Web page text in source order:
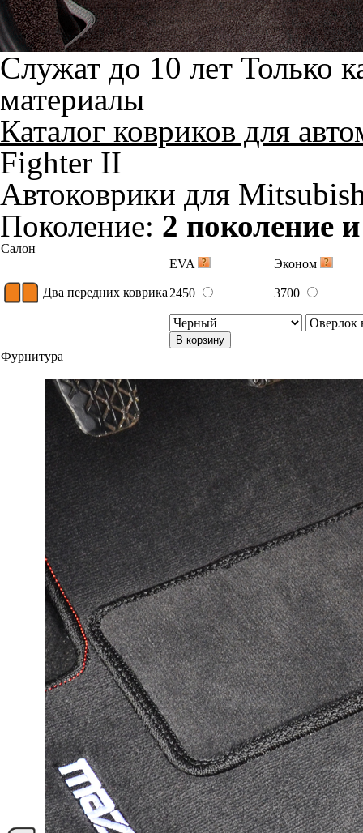
Служат до 10 лет Только
материалы
Каталог ковриков для
Fighter II
Автоковрики для
Поколение: 2 поколение
Салон
EVA
Эконом
Два передних коврика 2450 3700
В корзину
Фурнитура